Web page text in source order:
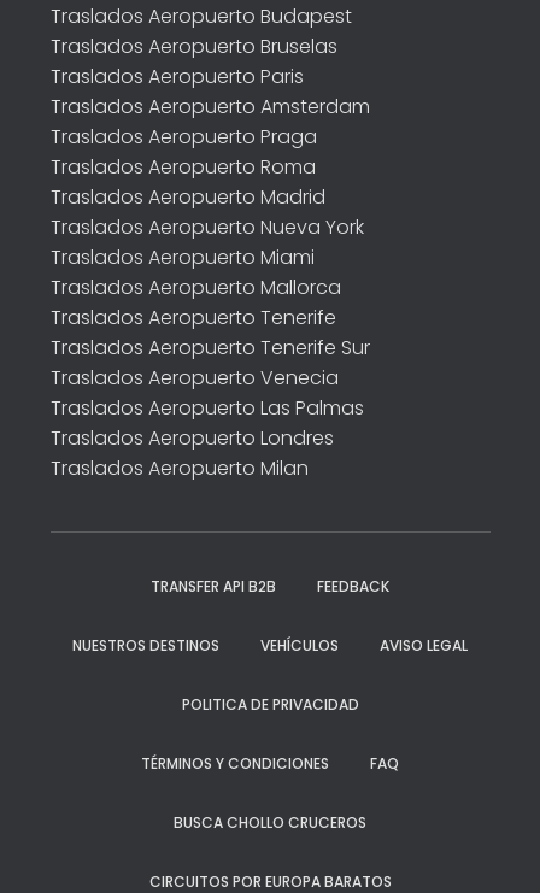
Traslados Aeropuerto Budapest
Traslados Aeropuerto Bruselas
Traslados Aeropuerto Paris
Traslados Aeropuerto Amsterdam
Traslados Aeropuerto Praga
Traslados Aeropuerto Roma
Traslados Aeropuerto Madrid
Traslados Aeropuerto Nueva York
Traslados Aeropuerto Miami
Traslados Aeropuerto Mallorca
Traslados Aeropuerto Tenerife
Traslados Aeropuerto Tenerife Sur
Traslados Aeropuerto Venecia
Traslados Aeropuerto Las Palmas
Traslados Aeropuerto Londres
Traslados Aeropuerto Milan
TRANSFER API B2B FEEDBACK
NUESTROS DESTINOS VEHÍCULOS AVISO LEGAL
POLITICA DE PRIVACIDAD
TÉRMINOS Y CONDICIONES FAQ
BUSCA CHOLLO CRUCEROS
CIRCUITOS POR EUROPA BARATOS